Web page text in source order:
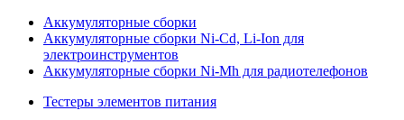
Аккумуляторные сборки
Аккумуляторные сборки Ni-Cd, Li-Ion для
электроинструментов
Аккумуляторные сборки Ni-Mh для радиотелефонов
Тестеры элементов питания